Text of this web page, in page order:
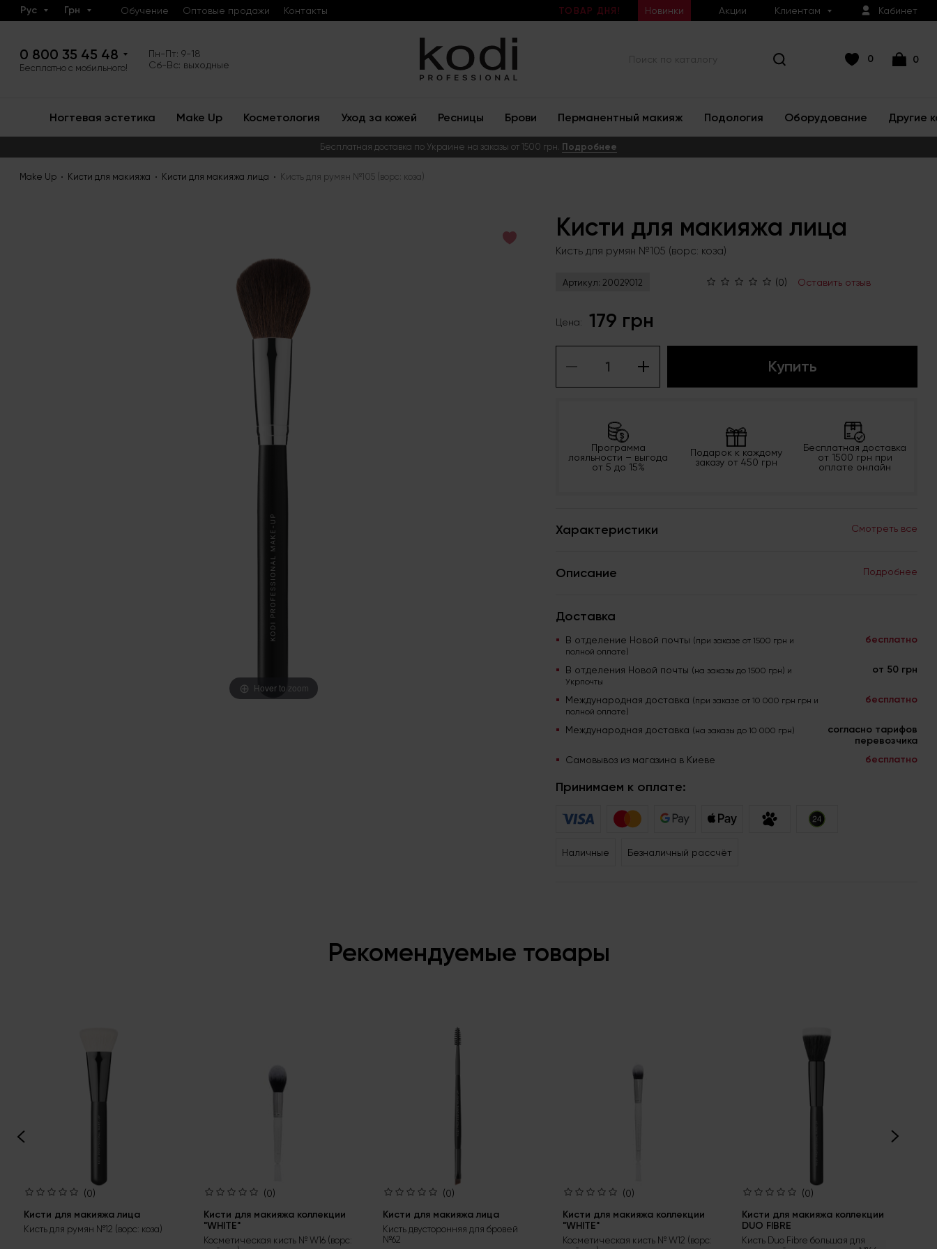
Рус Грн Обучение Оптовые продажи Контакты ТОВАР ДНЯ! Новинки Акции Клиентам Кабинет
0 800 35 45 48
Бесплатно с мобильного!
Пн-Пт: 9-18
Сб-Вс: выходные
0 0
Ногтевая эстетика Make Up Косметология Уход за кожей Ресницы Брови Перманентный макияж Подология Оборудование Другие
Бесплатная доставка по Украине на заказы от 1500 грн. Подробнее
Make Up Кисти для макияжа Кисти для макияжа лица Кисть для румян №105 (ворс: коза)
Hover to zoom
Кисти для макияжа лица
Кисть для румян №105 (ворс: коза)
Артикул: 20029012 (0) Оставить отзыв
Цена: 179 грн
Купить
Программа
лояльности – выгода
от 5 до 15%
Подарок к каждому
заказу от 450 грн
Бесплатная доставка
от 1500 грн при
оплате онлайн
Характеристики Смотреть все
Описание Подробнее
Доставка
В отделение Новой почты (при заказе от 1500 грн и
полной оплате)
бесплатно
В отделения Новой почты (на заказы до 1500 грн) и
Укрпочты
от 50 грн
Международная доставка (при заказе от 10 000 грн грн и
полной оплате)
бесплатно
Международная доставка (на заказы до 10 000 грн)
согласно тарифов
перевозчика
Самовывоз из магазина в Киеве бесплатно
Принимаем к оплате:
Наличные Безналичный рассчёт
Рекомендуемые товары
(0)
Кисти для макияжа лица
Кисть для румян №12 (ворс: коза)
(0)
Кисти для макияжа коллекции
"WHITE"
Косметическая кисть № W16 (ворс:
(0)
Кисти для макияжа лица
Кисть двусторонняя для бровей
№62
(0)
Кисти для макияжа коллекции
"WHITE"
Косметическая кисть № W12 (ворс:
(0)
Кисти для макияжа коллекции
DUO FIBRE
Кисть Duo Fibre большая для